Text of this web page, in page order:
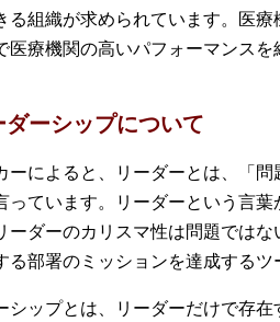
る組織が求められています。医
医療機関の高いパフォーマンス
ダーシップについて
ーによると、リーダーとは、「
っています。リーダーという言
ーダーのカリスマ性は問題では
る部署のミッションを達成する
シップとは、リーダーだけで存